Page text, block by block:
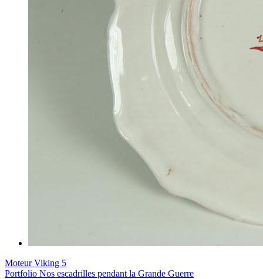
Moteur Viking 5
Portfolio Nos escadrilles pendant la Grande Guerre